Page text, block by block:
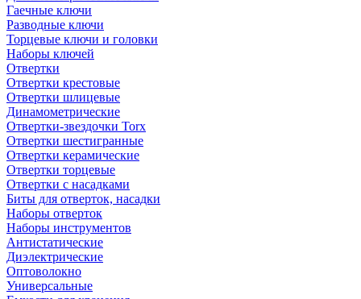
Гаечные ключи
Разводные ключи
Торцевые ключи и головки
Наборы ключей
Отвертки
Отвертки крестовые
Отвертки шлицевые
Динамометрические
Отвертки-звездочки Torx
Отвертки шестигранные
Отвертки керамические
Отвертки торцевые
Отвертки с насадками
Биты для отверток, насадки
Наборы отверток
Наборы инструментов
Антистатические
Диэлектрические
Оптоволокно
Универсальные